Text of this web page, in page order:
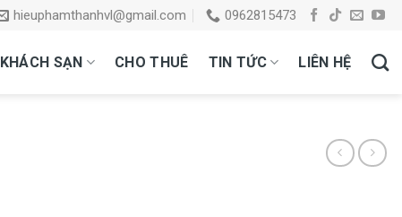
hieuphamthanhvl@gmail.com 0962815473
KHÁCH SẠN CHO THUÊ TIN TỨC LIÊN HỆ